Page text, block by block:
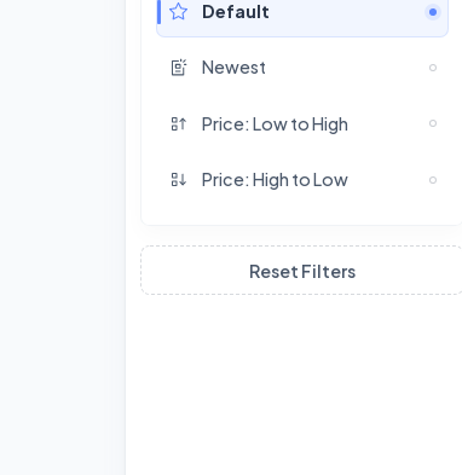
Default
Newest
Price: Low to High
Price: High to Low
Reset Filters